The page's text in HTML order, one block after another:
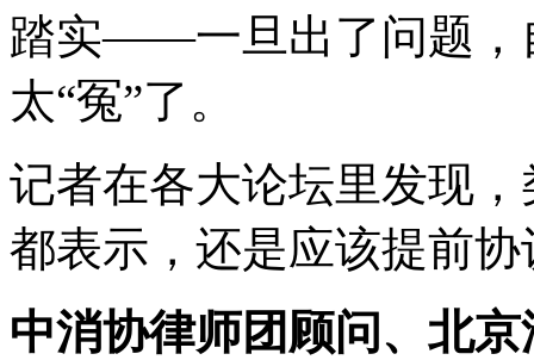
踏实——一旦出了问题，
太“冤”了。
记者在各大论坛里发现
都表示，还是应该提前
中消协律师团顾问、北